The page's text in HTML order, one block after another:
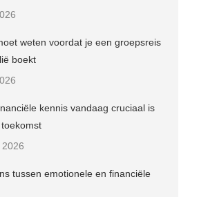
weten voordat je een groepsreis
boekt
kennis vandaag cruciaal is
tussen emotionele en financiële